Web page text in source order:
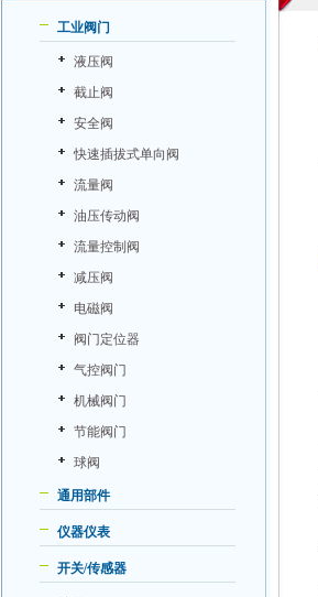
工业阀门
液压阀
截止阀
安全阀
快速插拔式单向阀
流量阀
油压传动阀
流量控制阀
减压阀
电磁阀
阀门定位器
气控阀门
机械阀门
节能阀门
球阀
通用部件
仪器仪表
开关/传感器